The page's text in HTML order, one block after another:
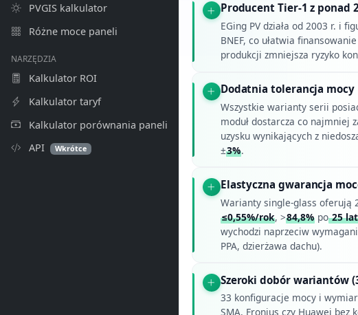
PVGIS kalkulator
Różne moce paneli
NARZĘDZIA
Kalkulator ROI
Kalkulator taryf
Kalkulator porównania paneli
API
Wkrótce
Producent Tier-1 z ponad
EGing PV działa od 2003 r. i
BNEF, co ułatwia
produkcji zmniejsza ryzyko
Dodatnia tolerancja mocy
Wszystkie warianty serii
moduł dostarcza co najmniej
uzysku wynikających z
±3%.
Elastyczna gwarancja
Warianty single-glass oferują
≤0,55%/rok, >84,8%po25 lat
wychodzi naprzeciw
PPA, dzierżawa dachu).
Szeroki dobór wariantów
33 konfiguracje mocy i
SMA, Fronius czy Huawei bez